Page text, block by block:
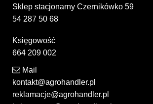
Sklep stacjonarny Czernikówko 59
54 287 50 68
Księgowość
664 209 002
Mail
kontakt@agrohandler.pl
reklamacje@agrohandler.pl